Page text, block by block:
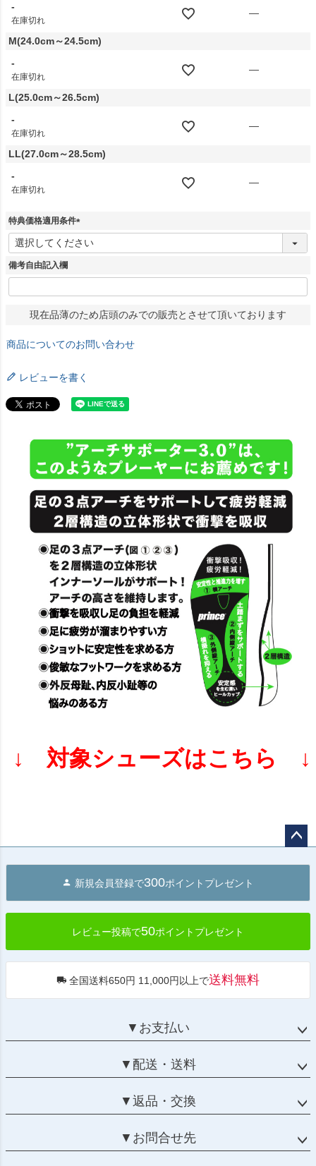
-
在庫切れ
—
M(24.0cm～24.5cm)
-
在庫切れ
—
L(25.0cm～26.5cm)
-
在庫切れ
—
LL(27.0cm～28.5cm)
-
在庫切れ
—
特典価格適用条件
(
必
備考自由記入欄
現在品薄のため店頭のみでの販売とさせて頂いております
商品についてのお問い合わせ
レビューを書く
↓ 対象シューズはこちら ↓
へ
新規会員登録で300ポイントプレゼント
レビュー投稿で50ポイントプレゼント
全国送料650円 11,000円以上で送料無料
▼お支払い
▼配送・送料
▼返品・交換
▼お問合せ先